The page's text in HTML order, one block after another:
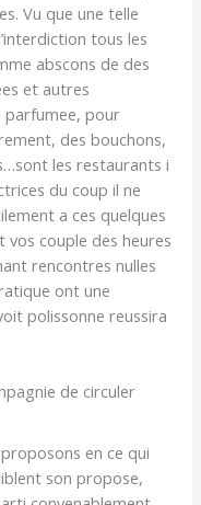
Vu que une telle
tous les
abscons de des
et autres
parfumee, pour
des bouchons,
les restaurants i
du coup il ne
a ces quelques
vos couple des heures
rencontres nulles
ont une
polissonne reussira
de circuler
en ce qui
son propose,